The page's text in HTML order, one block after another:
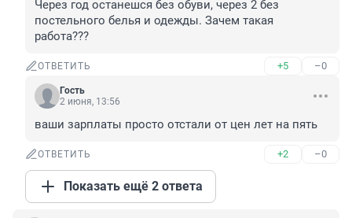
Через год останешся без обуви, через 2 без
постельного белья и одежды. Зачем такая
работа???
ОТВЕТИТЬ +5 –0
Гость
2 июня, 13:56
ваши зарплаты просто отстали от цен лет на пять
ОТВЕТИТЬ +2 –0
Показать ещё 2 ответа